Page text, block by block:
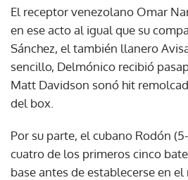
El receptor venezolano Omar
en ese acto al igual que su
Sánchez, el también llanero
sencillo, Delmónico recibió
Matt Davidson sonó hit
del box.
Por su parte, el cubano Rodón
cuatro de los primeros cinco
base antes de establecerse en